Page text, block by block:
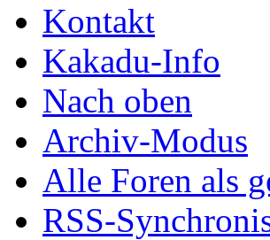
Kontakt
Kakadu-Info
Nach oben
Archiv-Modus
Alle Foren als
RSS-